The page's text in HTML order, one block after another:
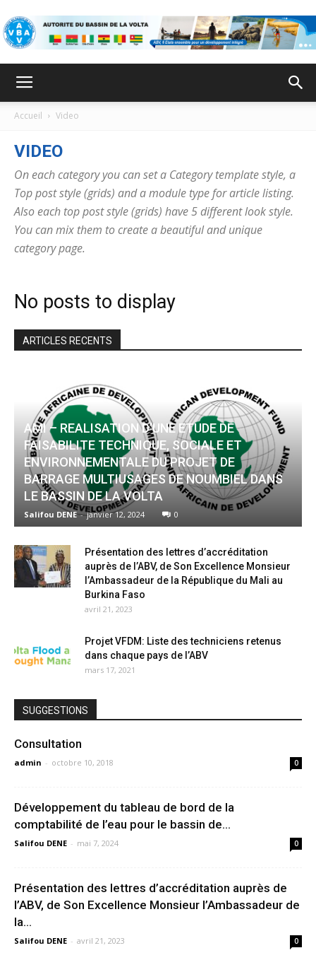
Accueil Video
VIDEO
On each category you can set a Category template style, a
Top post style (grids) and a module type for article listing.
Also each top post style (grids) have 5 different look style.
You can mix them to create a beautiful and unique
category page.
No posts to display
ARTICLES RECENTS
AMI – REALISATION D’UNE ETUDE DE
FAISABILITE TECHNIQUE, SOCIALE ET
ENVIRONNEMENTALE DU PROJET DE
BARRAGE MULTIUSAGES DE NOUMBIEL DANS
LE BASSIN DE LA VOLTA
Salifou DENE - janvier 12, 2024 0
Présentation des lettres d’accréditation
auprès de l’ABV, de Son Excellence Monsieur
l’Ambassadeur de la République du Mali au
Burkina Faso
avril 21, 2023
Projet VFDM: Liste des techniciens retenus
dans chaque pays de l’ABV
mars 17, 2021
SUGGESTIONS
Consultation
admin - octobre 10, 2018 0
Développement du tableau de bord de la
comptabilité de l’eau pour le bassin de...
Salifou DENE - mai 7, 2024 0
Présentation des lettres d’accréditation auprès de
l’ABV, de Son Excellence Monsieur l’Ambassadeur de
la...
Salifou DENE - avril 21, 2023 0